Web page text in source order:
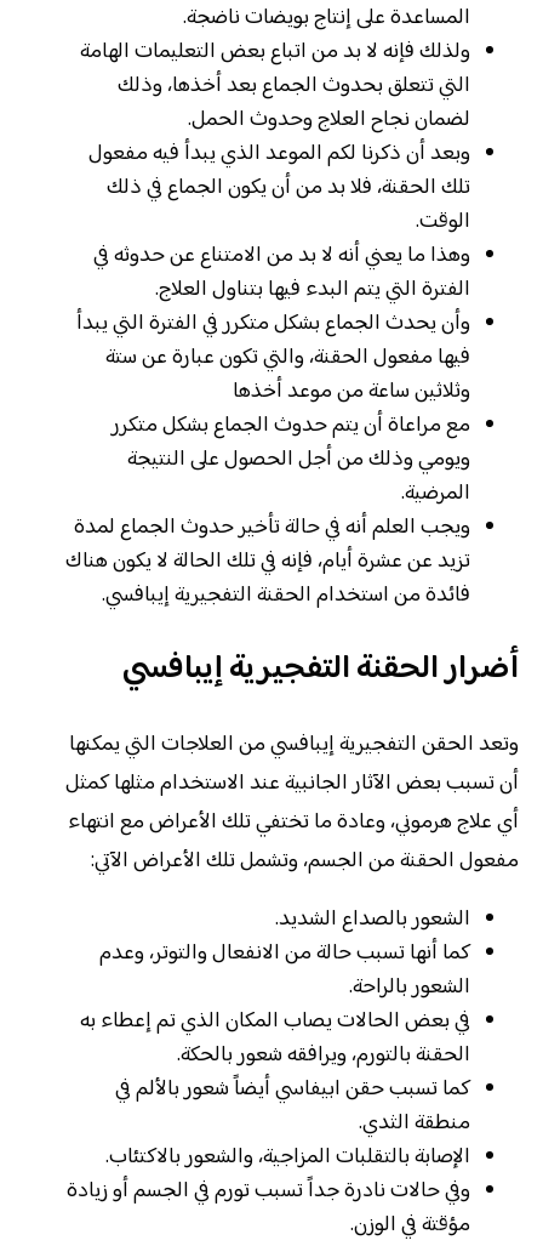
المساعدة على إنتاج بويضات ناضجة.
ولذلك فإنه لا بد من اتباع بعض التعليمات الهامة
التي تتعلق بحدوث الجماع بعد أخذها، وذلك
لضمان نجاح العلاج وحدوث الحمل.
وبعد أن ذكرنا لكم الموعد الذي يبدأ فيه مفعول
تلك الحقنة، فلا بد من أن يكون الجماع في ذلك
الوقت.
وهذا ما يعني أنه لا بد من الامتناع عن حدوثه في
الفترة التي يتم البدء فيها بتناول العلاج.
وأن يحدث الجماع بشكل متكرر في الفترة التي يبدأ
فيها مفعول الحقنة، والتي تكون عبارة عن ستة
وثلاثين ساعة من موعد أخذها
مع مراعاة أن يتم حدوث الجماع بشكل متكرر
ويومي وذلك من أجل الحصول على النتيجة
المرضية.
ويجب العلم أنه في حالة تأخير حدوث الجماع لمدة
تزيد عن عشرة أيام، فإنه في تلك الحالة لا يكون هناك
فائدة من استخدام الحقنة التفجيرية إيبافسي.
أضرار الحقنة التفجيرية إيبافسي
وتعد الحقن التفجيرية إيبافسي من العلاجات التي يمكنها
أن تسبب بعض الآثار الجانبية عند الاستخدام مثلها كمثل
أي علاج هرموني، وعادة ما تختفي تلك الأعراض مع انتهاء
مفعول الحقنة من الجسم، وتشمل تلك الأعراض الآتي:
الشعور بالصداع الشديد.
كما أنها تسبب حالة من الانفعال والتوتر، وعدم
الشعور بالراحة.
في بعض الحالات يصاب المكان الذي تم إعطاء به
الحقنة بالتورم، ويرافقه شعور بالحكة.
كما تسبب حقن ابيفاسي أيضاً شعور بالألم في
منطقة الثدي.
الإصابة بالتقلبات المزاجية، والشعور بالاكتئاب.
وفي حالات نادرة جداً تسبب تورم في الجسم أو زيادة
مؤقتة في الوزن.